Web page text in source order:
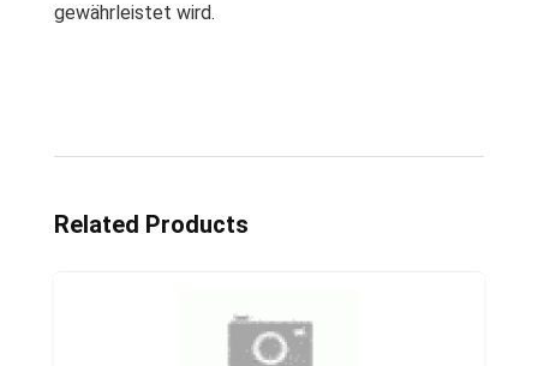
gewährleistet wird.
Related Products